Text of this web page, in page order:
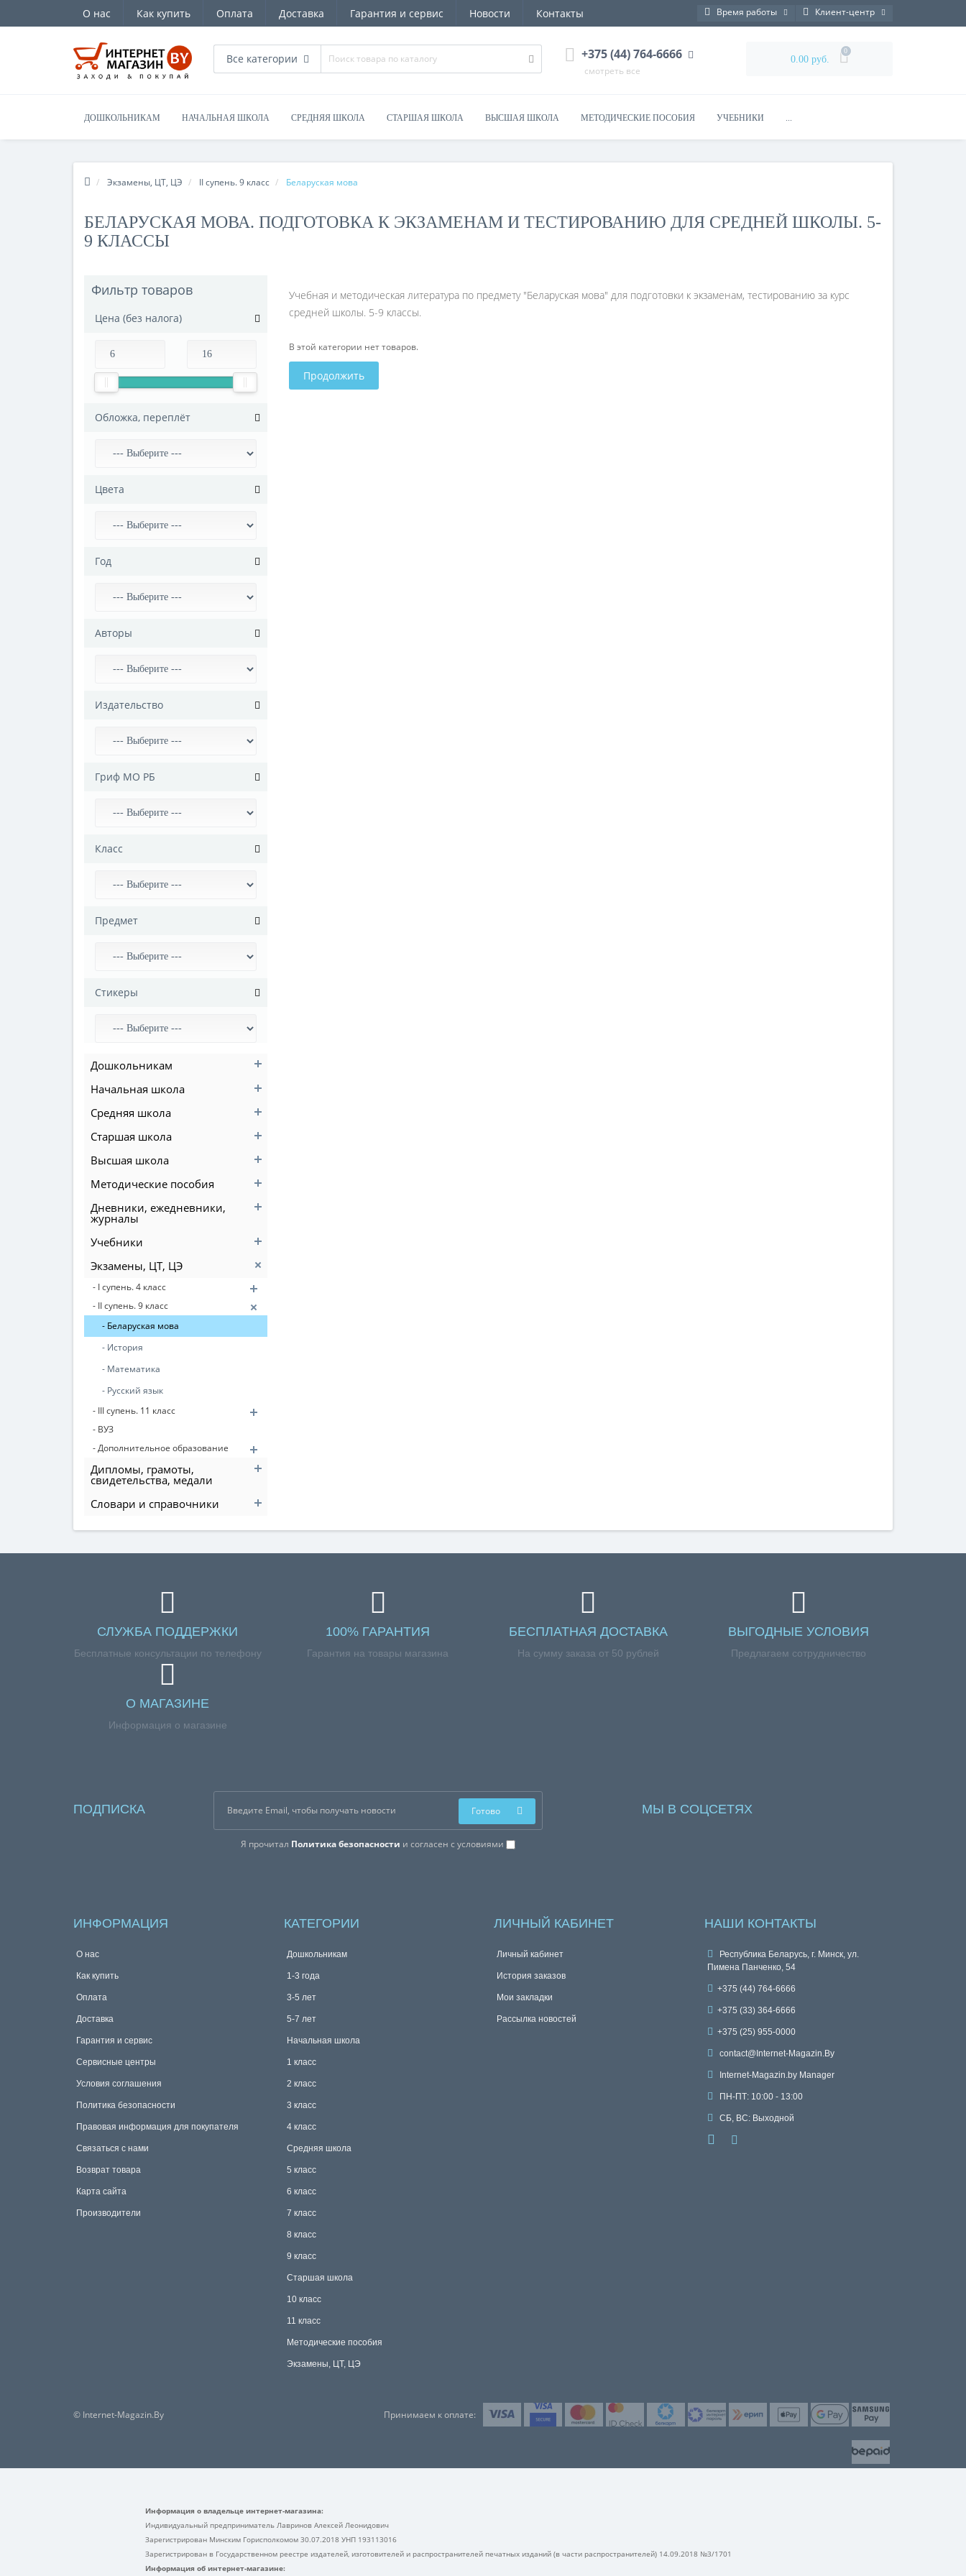
О нас Как купить Оплата Доставка Гарантия и сервис Новости Контакты Время работы Клиент-центр
Все категории +375 (44) 764-6666
смотреть все
0.00 руб.
0
ДОШКОЛЬНИКАМ НАЧАЛЬНАЯ ШКОЛА СРЕДНЯЯ ШКОЛА СТАРШАЯ ШКОЛА ВЫСШАЯ ШКОЛА МЕТОДИЧЕСКИЕ ПОСОБИЯ УЧЕБНИКИ ...
Экзамены, ЦТ, ЦЭ II супень. 9 класс Беларуская мова
БЕЛАРУСКАЯ МОВА. ПОДГОТОВКА К ЭКЗАМЕНАМ И ТЕСТИРОВАНИЮ ДЛЯ СРЕДНЕЙ ШКОЛЫ. 5-
9 КЛАССЫ
Фильтр товаров
Цена (без налога)
Обложка, переплёт
Цвета
Год
Авторы
Издательство
Гриф МО РБ
Класс
Предмет
Стикеры
Дошкольникам
Начальная школа
Средняя школа
Старшая школа
Высшая школа
Методические пособия
Дневники, ежедневники,
журналы
Учебники
Экзамены, ЦТ, ЦЭ
- I супень. 4 класс
- II супень. 9 класс
- Беларуская мова
- История
- Математика
- Русский язык
- III супень. 11 класс
- ВУЗ
- Дополнительное образование
Дипломы, грамоты,
свидетельства, медали
Словари и справочники
Учебная и методическая литература по предмету "Беларуская мова" для подготовки к экзаменам, тестированию за курс
средней школы. 5-9 классы.
В этой категории нет товаров.
Продолжить
СЛУЖБА ПОДДЕРЖКИ
Бесплатные консультации по телефону
100% ГАРАНТИЯ
Гарантия на товары магазина
БЕСПЛАТНАЯ ДОСТАВКА
На сумму заказа от 50 рублей
ВЫГОДНЫЕ УСЛОВИЯ
Предлагаем сотрудничество
О МАГАЗИНЕ
Информация о магазине
ПОДПИСКА
Я прочитал Политика безопасности и согласен с условиями
Готово МЫ В СОЦСЕТЯХ
ИНФОРМАЦИЯ
О нас
Как купить
Оплата
Доставка
Гарантия и сервис
Сервисные центры
Условия соглашения
Политика безопасности
Правовая информация для покупателя
Связаться с нами
Возврат товара
Карта сайта
Производители
КАТЕГОРИИ
Дошкольникам
1-3 года
3-5 лет
5-7 лет
Начальная школа
1 класс
2 класс
3 класс
4 класс
Средняя школа
5 класс
6 класс
7 класс
8 класс
9 класс
Старшая школа
10 класс
11 класс
Методические пособия
Экзамены, ЦТ, ЦЭ
ЛИЧНЫЙ КАБИНЕТ
Личный кабинет
История заказов
Мои закладки
Рассылка новостей
НАШИ КОНТАКТЫ
Республика Беларусь, г. Минск, ул.
Пимена Панченко, 54
+375 (44) 764-6666
+375 (33) 364-6666
+375 (25) 955-0000
contact@Internet-Magazin.By
Internet-Magazin.by Manager
ПН-ПТ: 10:00 - 13:00
СБ, ВС: Выходной
© Internet-Magazin.By Принимаем к оплате:
Информация о владельце интернет-магазина:
Индивидуальный предприниматель Лавринов Алексей Леонидович
Зарегистрирован Минским Горисполкомом 30.07.2018 УНП 193113016
Зарегистрирован в Государственном реестре издателей, изготовителей и распространителей печатных изданий (в части распространителей) 14.09.2018 №3/1701
Информация об интернет-магазине: